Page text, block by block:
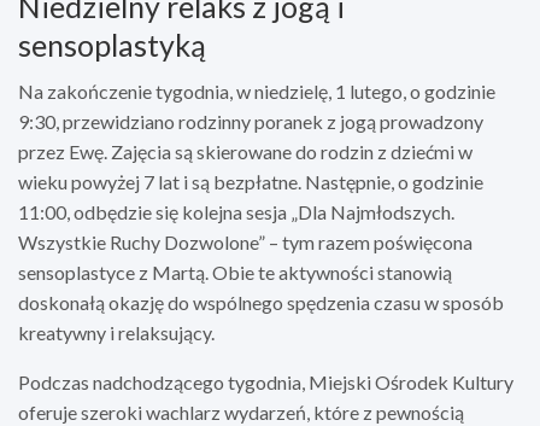
sensoplastyką
Na zakończenie tygodnia, w niedzielę, 1 lutego, o godzinie
9:30, przewidziano rodzinny poranek z jogą prowadzony
przez Ewę. Zajęcia są skierowane do rodzin z dziećmi w
wieku powyżej 7 lat i są bezpłatne. Następnie, o godzinie
11:00, odbędzie się kolejna sesja „Dla Najmłodszych.
Wszystkie Ruchy Dozwolone” – tym razem poświęcona
sensoplastyce z Martą. Obie te aktywności stanowią
doskonałą okazję do wspólnego spędzenia czasu w sposób
kreatywny i relaksujący.
Podczas nadchodzącego tygodnia, Miejski Ośrodek Kultury
oferuje szeroki wachlarz wydarzeń, które z pewnością